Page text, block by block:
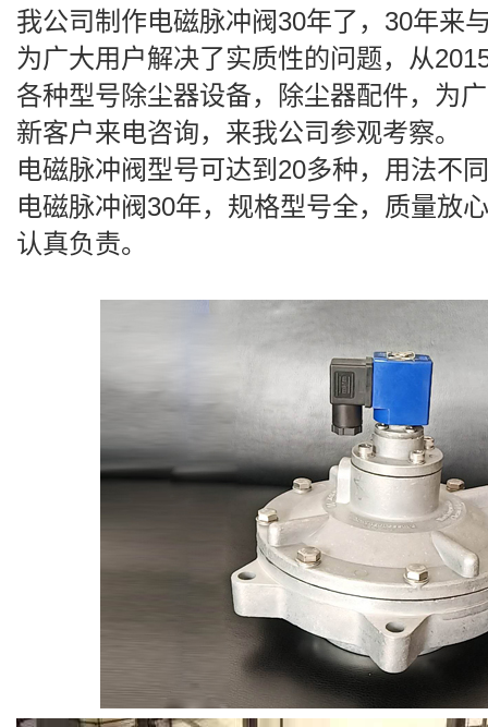
我公司制作电磁脉冲阀30年了，30年来
为广大用户解决了实质性的问题，从
各种型号除尘器设备，除尘器配件，为
新客户来电咨询，来我公司参观考察。
电磁脉冲阀型号可达到20多种，用法不
电磁脉冲阀30年，规格型号全，质量放
认真负责。